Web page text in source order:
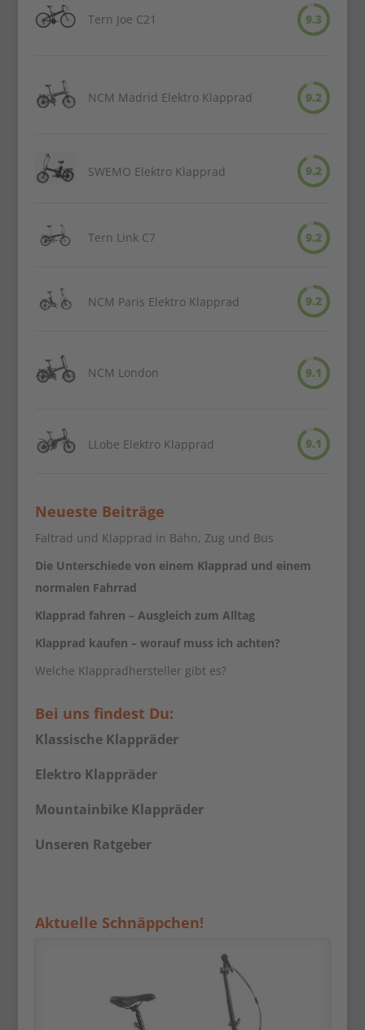
Tern Joe C21 9.3
NCM Madrid Elektro Klapprad 9.2
SWEMO Elektro Klapprad 9.2
Tern Link C7 9.2
NCM Paris Elektro Klapprad 9.2
NCM London 9.1
LLobe Elektro Klapprad 9.1
Neueste Beiträge
Faltrad und Klapprad in Bahn, Zug und Bus
Die Unterschiede von einem Klapprad und einem
normalen Fahrrad
Klapprad fahren – Ausgleich zum Alltag
Klapprad kaufen – worauf muss ich achten?
Welche Klappradhersteller gibt es?
Bei uns findest Du:
Klassische Klappräder
Elektro Klappräder
Mountainbike Klappräder
Unseren Ratgeber
Aktuelle Schnäppchen!